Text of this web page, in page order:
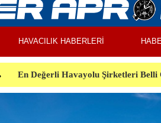
HAVACILIK HABERLERİ
En Değerli Havayolu Şirketleri Belli
Uçuşlar Aksadı, Almanya’da
Yunanistan’da Orman Yangınında